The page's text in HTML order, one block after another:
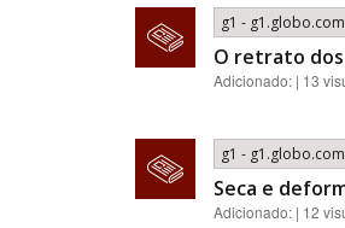
g1 - g1.globo.com
O retrato dos
Adicionado: | 13
g1 - g1.globo.com
Seca e
Adicionado: | 12